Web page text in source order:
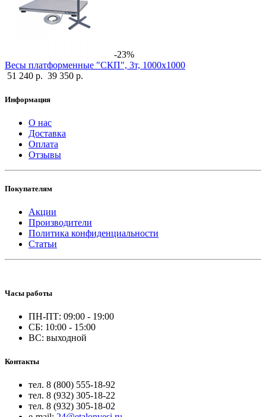
-23%
Весы платформенные "СКП", 3т, 1000х1000
51 240 р. 39 350 р.
Информация
О нас
Доставка
Оплата
Отзывы
Покупателям
Акции
Производители
Политика конфиденциальности
Статьи
Часы работы
ПН-ПТ: 09:00 - 19:00
СБ: 10:00 - 15:00
ВС: выходной
Контакты
тел. 8 (800) 555-18-92
тел. 8 (932) 305-18-22
тел. 8 (932) 305-18-02